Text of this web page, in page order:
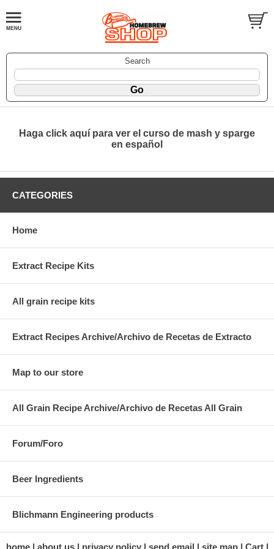
Search
Haga click aquí para ver el curso de mash y sparge
en español
CATEGORIES
Home
Extract Recipe Kits
All grain recipe kits
Extract Recipes Archive/Archivo de Recetas de Extracto
Map to our store
All Grain Recipe Archive/Archivo de Recetas All Grain
Forum/Foro
Beer Ingredients
Blichmann Engineering products
home about us privacy policy send email site map Cart